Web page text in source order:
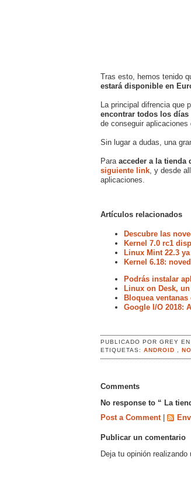
Tras esto, hemos tenido
estará disponible en
La principal difrencia que
encontrar todos los
de conseguir aplicaciones
Sin lugar a dudas, una
Para acceder a la tienda
siguiente link , y desde
aplicaciones.
Artículos relacionados
Descubre las
Kernel 7.0 rc1
Linux Mint 22.3
Kernel 6.18:
Podrás instalar
Linux on Desk,
Bloquea
Google I/O 2018:
PUBLICADO PORGREY
ETIQUETAS:ANDROID ,
Comments
No response to “ La
Post a Comment
Publicar un comentario
Deja tu opinión